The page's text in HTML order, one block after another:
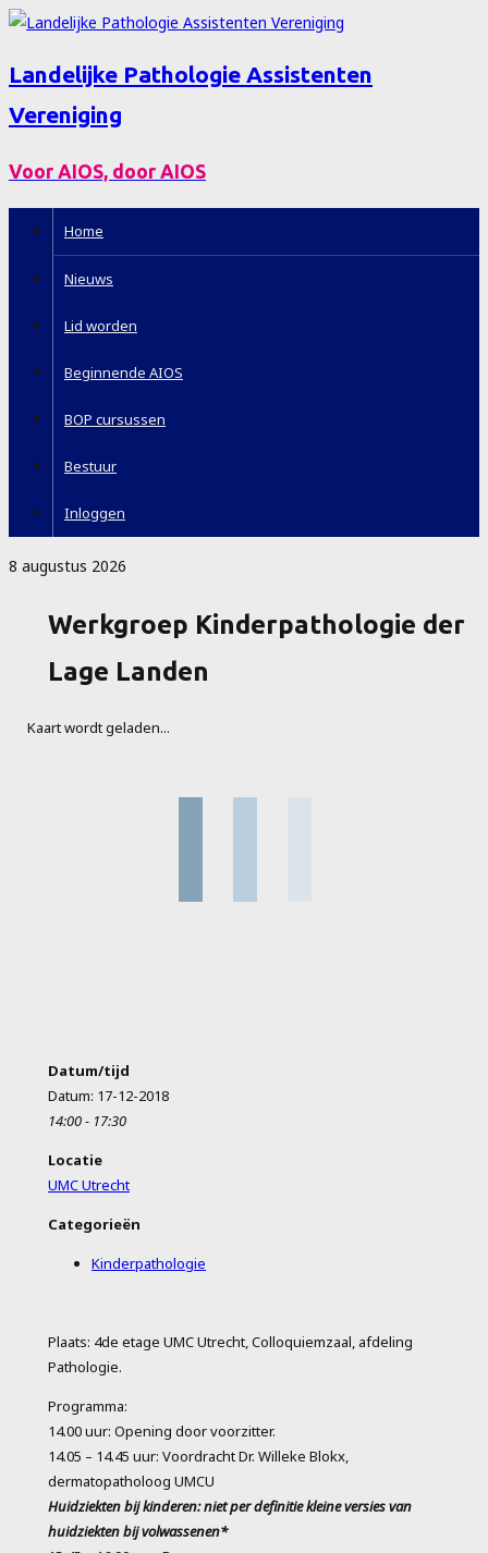
Landelijke Pathologie Assistenten
Vereniging
Voor AIOS, door AIOS
Home
Nieuws
Lid worden
Beginnende AIOS
BOP cursussen
Bestuur
Inloggen
8 augustus 2026
Werkgroep Kinderpathologie der
Lage Landen
Kaart wordt geladen...
Datum/tijd
Datum: 17-12-2018
14:00 - 17:30
Locatie
UMC Utrecht
Categorieën
Kinderpathologie
Plaats: 4de etage UMC Utrecht, Colloquiemzaal, afdeling
Pathologie.
Programma:
14.00 uur: Opening door voorzitter.
14.05 – 14.45 uur: Voordracht Dr. Willeke Blokx,
dermatopatholoog UMCU
Huidziekten bij kinderen: niet per definitie kleine versies van
huidziekten bij volwassenen*